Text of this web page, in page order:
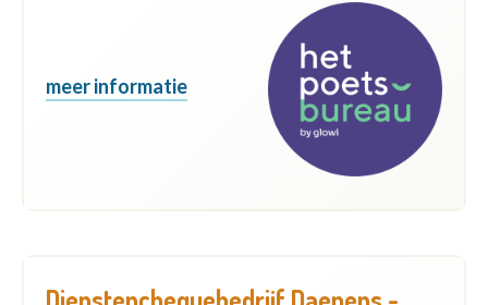
meer informatie